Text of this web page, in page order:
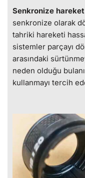
Senkronize
senkronize olarak
tahriki hareketi
sistemler parçayı
arasındaki
neden olduğu
kullanmayı tercih